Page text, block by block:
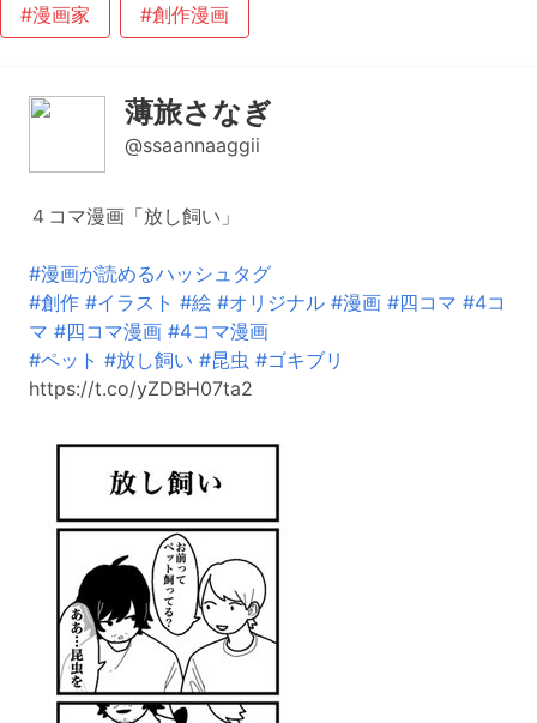
#漫画家 #創作漫画
薄旅さなぎ
@ssaannaaggii
４コマ漫画「放し飼い」
#漫画が読めるハッシュタグ
#創作 #イラスト #絵 #オリジナル #漫画 #四コマ #4コ
マ #四コマ漫画 #4コマ漫画
#ペット #放し飼い #昆虫 #ゴキブリ
https://t.co/yZDBH07ta2